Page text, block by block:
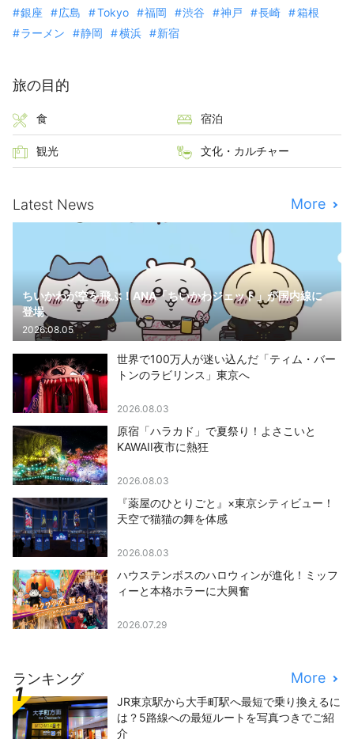
銀座
広島 Tokyo 福岡 渋谷 神戸 長崎
箱根
ラーメン
静岡 横浜 新宿
旅の目的
食 宿泊
観光 文化・カルチャー
Latest News More
ちいかわが空を飛ぶ！ANA「ちいかわジェット」が国内線に
登場
2026.08.05
世界で100万人が迷い込んだ「ティム・バー
トンのラビリンス」東京へ
2026.08.03
原宿「ハラカド」で夏祭り！よさこいと
KAWAII夜市に熱狂
2026.08.03
『薬屋のひとりごと』×東京シティビュー！
天空で猫猫の舞を体感
2026.08.03
ハウステンボスのハロウィンが進化！ミッフ
ィーと本格ホラーに大興奮
2026.07.29
ランキング More
JR東京駅から大手町駅へ最短で乗り換えるに
は？5路線への最短ルートを写真つきでご紹
介